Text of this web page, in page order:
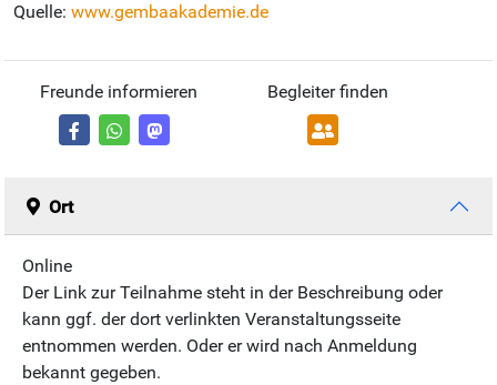
Quelle: www.gembaakademie.de
Freunde informieren Begleiter finden
Ort
Online
Der Link zur Teilnahme steht in der Beschreibung oder
kann ggf. der dort verlinkten Veranstaltungsseite
entnommen werden. Oder er wird nach Anmeldung
bekannt gegeben.